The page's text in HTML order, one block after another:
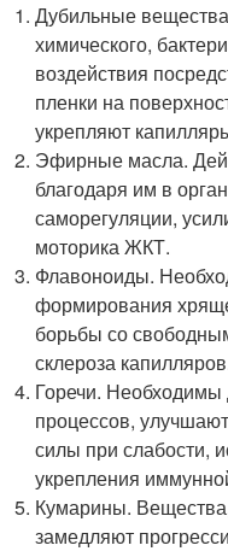
Дубильные
химического,
воздействия
пленки на
укрепляют
Эфирные масла.
благодаря им в
саморегуляции,
моторика ЖКТ.
Флавоноиды.
формирования
борьбы со
склероза
Горечи.
процессов,
силы при слабости,
укрепления
Кумарины.
замедляют